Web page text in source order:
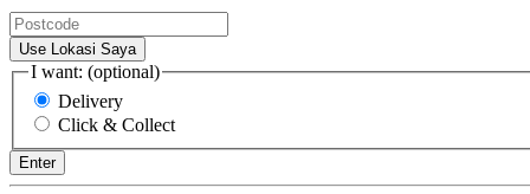
Use Lokasi Saya
I want: (optional)
Delivery
Click & Collect
Enter